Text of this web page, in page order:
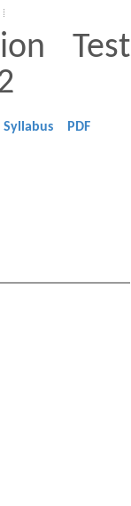
Test
PDF